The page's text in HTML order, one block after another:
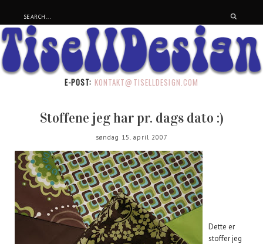
E-POST: KONTAKT@TISELLDESIGN.COM
Stoffene jeg har pr. dags dato :)
søndag 15. april 2007
Dette er
stoffer jeg